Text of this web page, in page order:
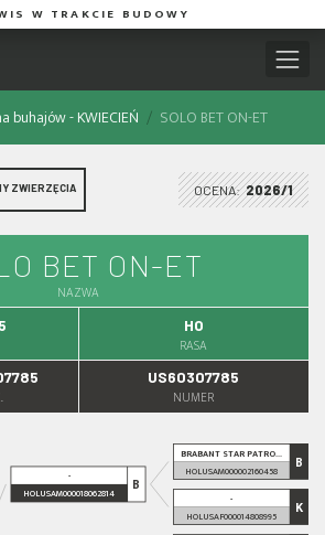
W TRAKCIE BUDOWY
buhajów - KWIECIEŃ SOLO BET ON-ET
ZWIERZĘCIA OCENA: 2026/1
BET ON-ET
NAZWA
HO
RASA
US60307785
NUMER
-
HOLUSAM000018062814 B
BRABANT STAR PATRO...
HOLUSAM000002160458
B
-
HOLUSAF000014808995
K